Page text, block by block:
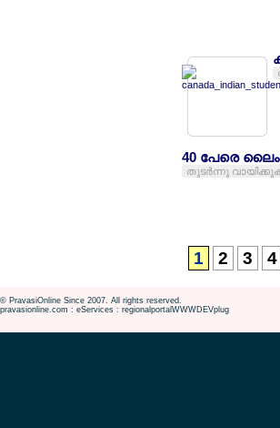
40 പേരെ
തുടര്‍ന്നു
1 2 3 4
© PravasiOnline Since 2007. All rights reserved.
pravasionline.com : eServices : regionalportalWWWDEVplug